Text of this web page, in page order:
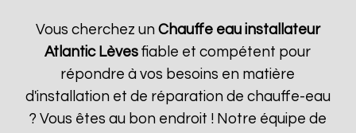
Vous cherchez un Chauffe eau installateur
Atlantic Lèves fiable et compétent pour
répondre à vos besoins en matière
d'installation et de réparation de chauffe-eau
? Vous êtes au bon endroit ! Notre équipe de